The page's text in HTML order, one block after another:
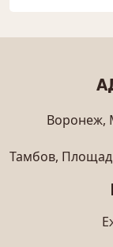
Воронеж,
Тамбов,